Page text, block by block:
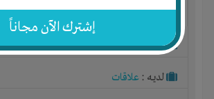
إشترك الآن مجاناً
الجنس : ذكر
لديـه : علاقات